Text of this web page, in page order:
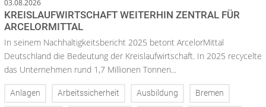
03.08.2026
KREISLAUFWIRTSCHAFT WEITERHIN ZENTRAL FÜR
ARCELORMITTAL
In seinem Nachhaltigkeitsbericht 2025 betont ArcelorMittal
Deutschland die Bedeutung der Kreislaufwirtschaft. In 2025 recycelte
das Unternehmen rund 1,7 Millionen Tonnen...
Anlagen Arbeitssicherheit Ausbildung Bremen